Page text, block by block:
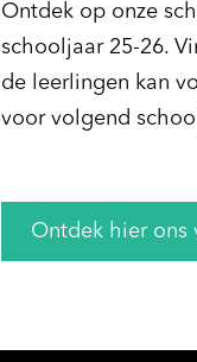
Ontdek op onze
schooljaar 25-26.
de leerlingen kan
voor volgend
Ontdek hier ons